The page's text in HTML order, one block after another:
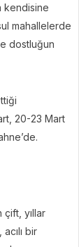
kendisine
mahallelerde
dostluğun
20-23 Mart
çift, yıllar
bir